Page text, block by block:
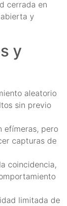
cerrada en
y
y
aleatorio
sin previo
efímeras, pero
capturas de
coincidencia,
limitada de